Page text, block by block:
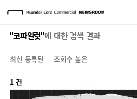
"코파일럿"에 대한 검색 결과
최신 등록된 조회수 높은
1 건